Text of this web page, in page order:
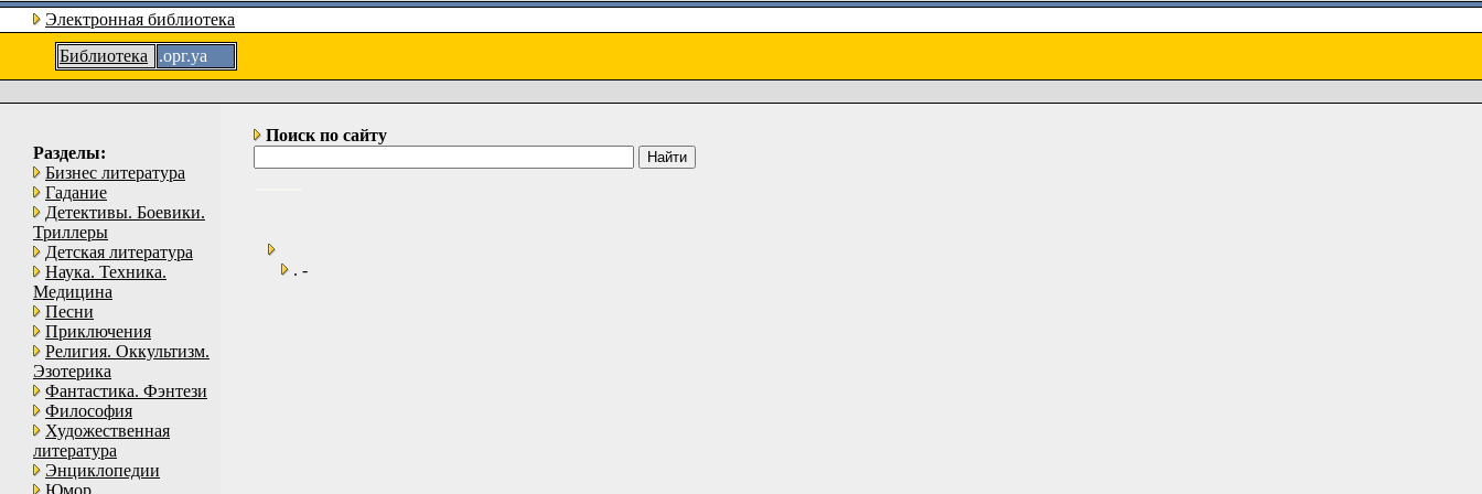
Электронная библиотека
Библиотека
.орг.уа
Разделы:
Бизнес литература
Гадание
Детективы. Боевики.
Триллеры
Детская литература
Наука. Техника.
Медицина
Песни
Приключения
Религия. Оккультизм.
Эзотерика
Фантастика. Фэнтези
Философия
Художественная
литература
Энциклопедии
Юмор
Поиск по сайту
. -